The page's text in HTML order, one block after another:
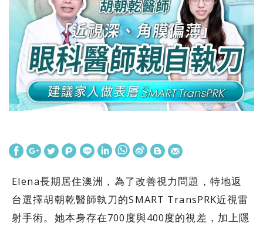
Elena長期居住澳洲，為了改善視力問題，特地返
台選擇胡朝乾醫師執刀的SMART TransPRK近視雷
射手術。她本身存在700度與400度的視差，加上隱